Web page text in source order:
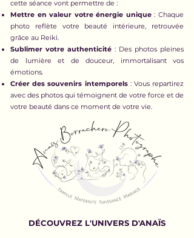
cette séance vont permettre de :
Mettre en valeur votre énergie unique: Chaque
photo reflète votre beauté intérieure, retrouvée
grâce au Reiki.
Sublimer votre authenticité : Des photos pleines
de lumière et de douceur, immortalisant vos
émotions.
Créer des souvenirs intemporels: Vous repartirez
avec des photos qui témoignent de votre force et de
votre beauté dans ce moment de votre vie.
DÉCOUVREZ L'UNIVERS D'ANAÏS